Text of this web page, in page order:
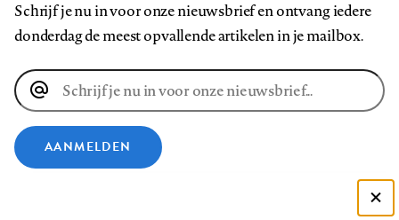
Schrijf je nu in voor onze nieuwsbrief en ontvang iedere
donderdag de meest opvallende artikelen in je mailbox.
E-
mailadres
AANMELDEN